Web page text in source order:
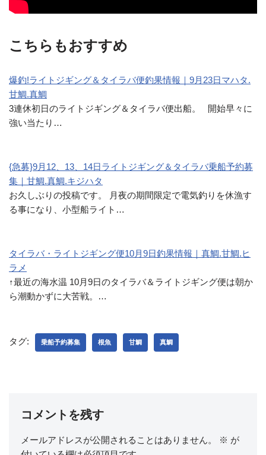
こちらもおすすめ
爆釣!ライトジギング＆タイラバ便釣果情報｜9月23日マハタ.
甘鯛.真鯛
3連休初日のライトジギング＆タイラバ便出船。 開始早々に
強い当たり…
{急募}9月12、13、14日ライトジギング＆タイラバ乗船予約募
集｜甘鯛.真鯛.キジハタ
お久しぶりの投稿です。 月夜の期間限定で電気釣りを休漁す
る事になり、小型船ライト…
タイラバ・ライトジギング便10月9日釣果情報｜真鯛.甘鯛.ヒ
ラメ
↑最近の海水温 10月9日のタイラバ＆ライトジギング便は朝か
ら潮動かずに大苦戦。…
タグ: 乗船予約募集 根魚 甘鯛 真鯛
コメントを残す
メールアドレスが公開されることはありません。 ※ が